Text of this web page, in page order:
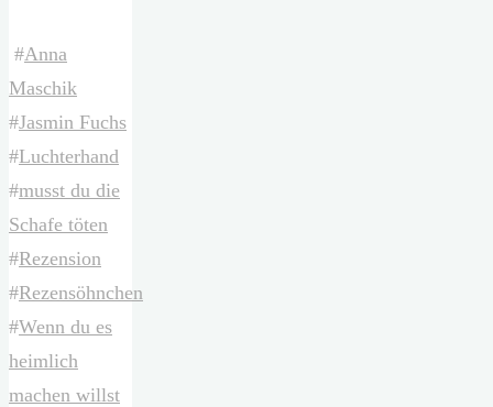
#Anna
Maschik
#Jasmin Fuchs
#Luchterhand
#musst du die
Schafe töten
#Rezension
#Rezensöhnchen
#Wenn du es
heimlich
machen willst